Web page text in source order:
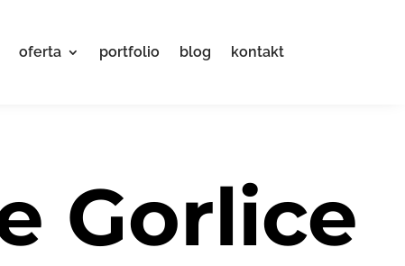
oferta portfolio blog kontakt
Gorlice